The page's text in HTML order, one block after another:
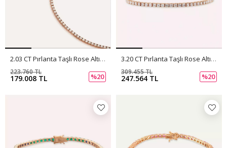
2.03 CT Pırlanta Taşlı Rose Altın Suyolu Bileklik
179.008 TL
223.760 TL
%20
3.20 CT Pırlanta Taşlı Rose Altın Suyolu Bileklik
247.564 TL
309.455 TL
%20